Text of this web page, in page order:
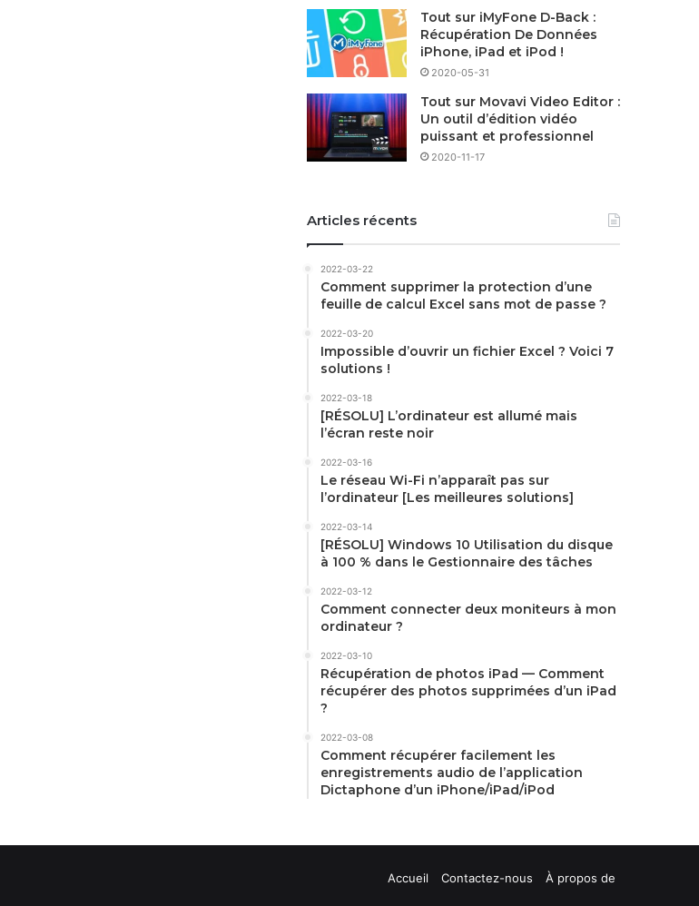
Tout sur iMyFone D-Back :
Récupération De Données
iPhone, iPad et iPod !
2020-05-31
Tout sur Movavi Video Editor :
Un outil d’édition vidéo
puissant et professionnel
2020-11-17
Articles récents
2022-03-22
Comment supprimer la protection d’une
feuille de calcul Excel sans mot de passe ?
2022-03-20
Impossible d’ouvrir un fichier Excel ? Voici 7
solutions !
2022-03-18
[RÉSOLU] L’ordinateur est allumé mais
l’écran reste noir
2022-03-16
Le réseau Wi-Fi n’apparaît pas sur
l’ordinateur [Les meilleures solutions]
2022-03-14
[RÉSOLU] Windows 10 Utilisation du disque
à 100 % dans le Gestionnaire des tâches
2022-03-12
Comment connecter deux moniteurs à mon
ordinateur ?
2022-03-10
Récupération de photos iPad — Comment
récupérer des photos supprimées d’un iPad
?
2022-03-08
Comment récupérer facilement les
enregistrements audio de l’application
Dictaphone d’un iPhone/iPad/iPod
Accueil Contactez-nous À propos de